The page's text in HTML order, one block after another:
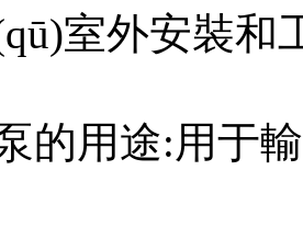
室外安裝和
用途:用于輸送